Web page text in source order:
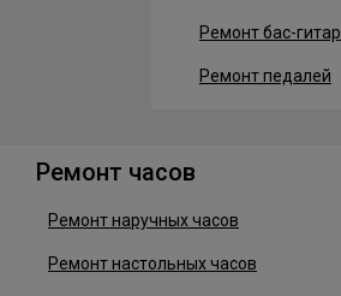
Ремонт бас-гитар
Ремонт педалей
Ремонт часов
Ремонт наручных часов
Ремонт настольных часов